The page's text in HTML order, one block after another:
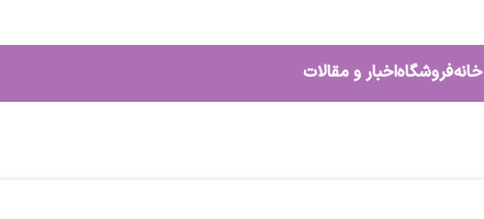
خانهفروشگاهاخبار و مقالات